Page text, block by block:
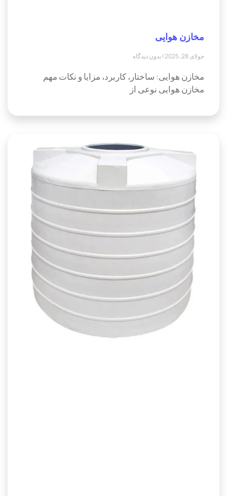
مخازن هوایی
جولای 28, 2025 بدون دیدگاه
مخازن هوایی: ساختار، کاربرد، مزایا و نکات مهم
مخازن هوایی نوعی از